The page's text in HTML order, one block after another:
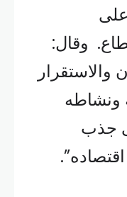
وقال:
والاستقرار
ونشاطه
جذب